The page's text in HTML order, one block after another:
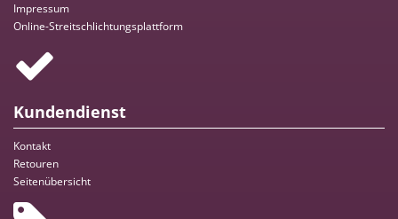
Impressum
Online-Streitschlichtungsplattform
Kundendienst
Kontakt
Retouren
Seitenübersicht